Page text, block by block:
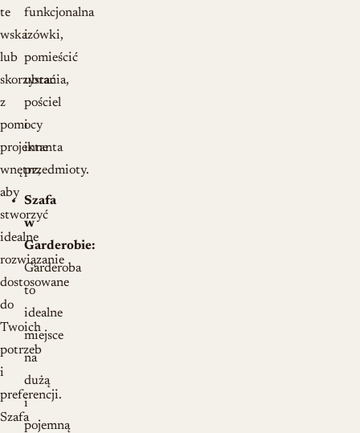
funkcjonalna
i
pomieścić
ubrania,
pościel
i
inne
przedmioty.
Szafa
w
Garderobie:
Garderoba
to
idealne
miejsce
na
dużą
i
pojemną
te
wskazówki,
lub
skorzystać
z
pomocy
projektanta
wnętrz,
aby
stworzyć
idealne
rozwiązanie
dostosowane
do
Twoich
potrzeb
i
preferencji.
Szafa